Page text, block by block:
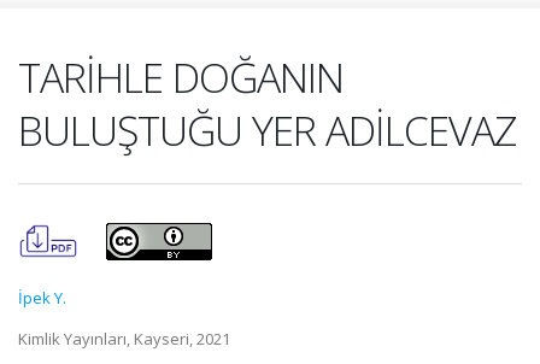
TARİHLE DOĞANIN
BULUŞTUĞU YER ADİLCEVAZ
İpek Y.
Kimlik Yayınları, Kayseri, 2021